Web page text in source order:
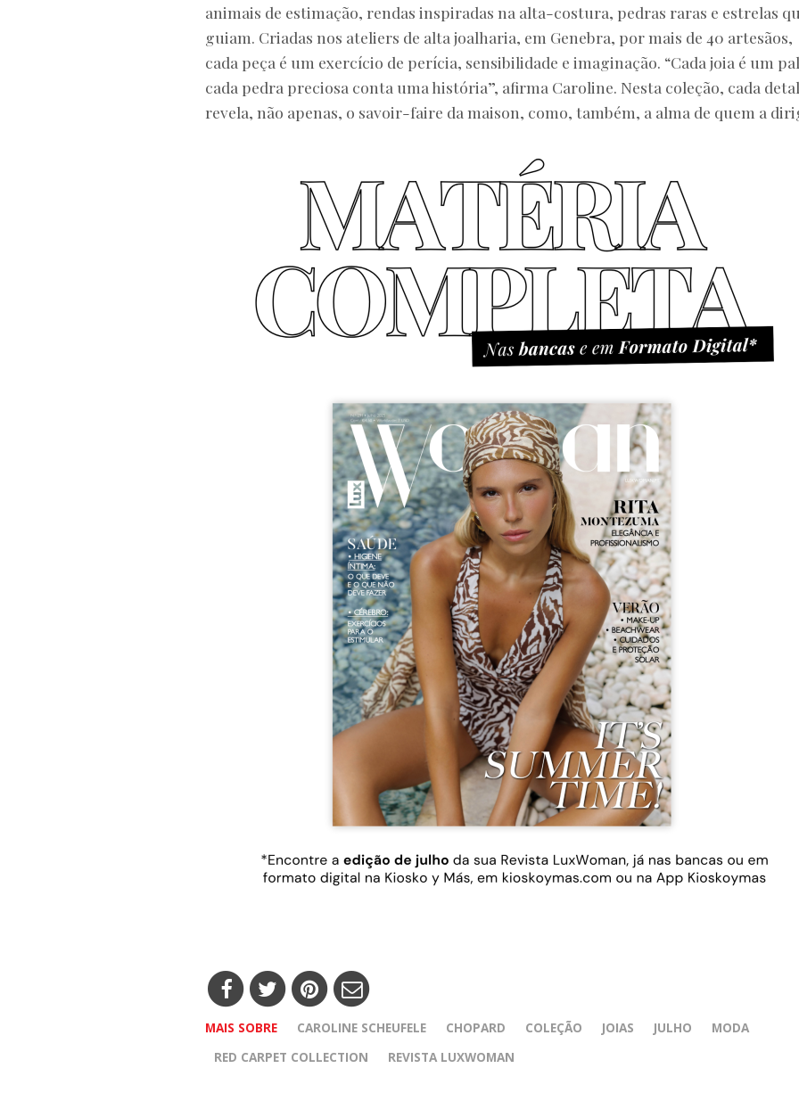
animais de estimação, rendas inspiradas na alta-costura, pedras raras e estrelas
guiam. Criadas nos ateliers de alta joalharia, em Genebra, por mais de 40 artesãos,
cada peça é um exercício de perícia, sensibilidade e imaginação. “Cada joia é um
cada pedra preciosa conta uma história”, afirma Caroline. Nesta coleção, cada
revela, não apenas, o savoir-faire da maison, como, também, a alma de quem a
MAIS SOBRE CAROLINE SCHEUFELE CHOPARD COLEÇÃO JOIAS JULHO
MODA
RED CARPET COLLECTION
REVISTA LUXWOMAN